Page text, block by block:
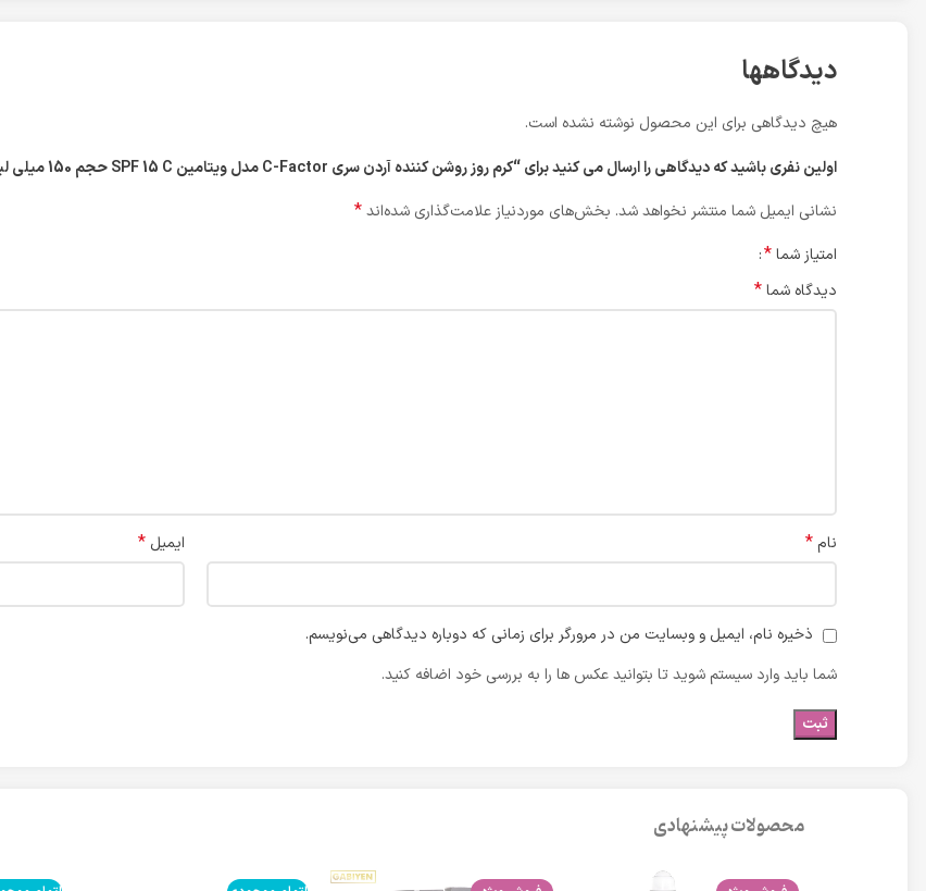
دیدگاهها
هیچ دیدگاهی برای این محصول نوشته نشده است.
اولین نفری باشید که دیدگاهی را ارسال می کنید برای “کرم روز روشن کننده آردن سری C-Factor مدل ویتامین SPF 15 C حجم 150 میلی لیتر”
نشانی ایمیل شما منتشر نخواهد شد. بخش‌های موردنیاز علامت‌گذاری شده‌اند*
امتیاز شما*
دیدگاه شما*
نام * ایمیل *
ذخیره نام، ایمیل و وبسایت من در مرورگر برای زمانی که دوباره دیدگاهی می‌نویسم.
شما باید وارد سیستم شوید تا بتوانید عکس ها را به بررسی خود اضافه کنید.
محصولات پیشنهادی